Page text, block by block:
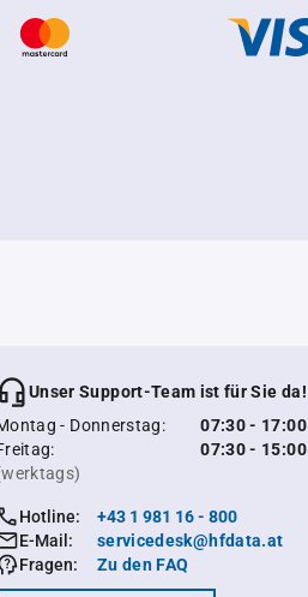
Unser Support-Team ist für Sie da!
- Donnerstag:
07:30 - 17:00
07:30 - 15:00
Hotline:
+43 1 981 16 - 800
E-Mail:
servicedesk@hfdata.at
Fragen:
Zu den FAQ